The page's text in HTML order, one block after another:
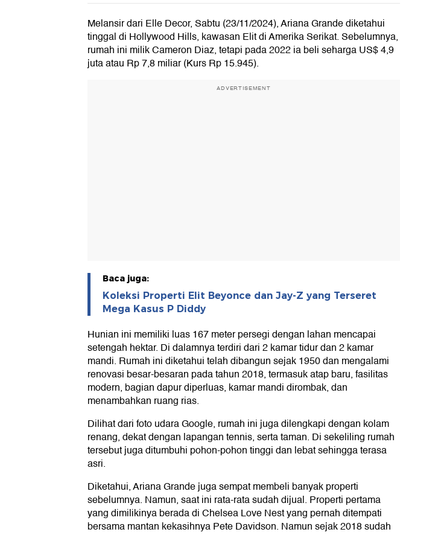
Melansir dari Elle Decor, Sabtu (23/11/2024), Ariana Grande diketahui
tinggal di Hollywood Hills, kawasan Elit di Amerika Serikat. Sebelumnya,
rumah ini milik Cameron Diaz, tetapi pada 2022 ia beli seharga US$ 4,9
juta atau Rp 7,8 miliar (Kurs Rp 15.945).
ADVERTISEMENT
Baca juga:
Koleksi Properti Elit Beyonce dan Jay-Z yang Terseret
Mega Kasus P Diddy
Hunian ini memiliki luas 167 meter persegi dengan lahan mencapai
setengah hektar. Di dalamnya terdiri dari 2 kamar tidur dan 2 kamar
mandi. Rumah ini diketahui telah dibangun sejak 1950 dan mengalami
renovasi besar-besaran pada tahun 2018, termasuk atap baru, fasilitas
modern, bagian dapur diperluas, kamar mandi dirombak, dan
menambahkan ruang rias.
Dilihat dari foto udara Google, rumah ini juga dilengkapi dengan kolam
renang, dekat dengan lapangan tennis, serta taman. Di sekeliling rumah
tersebut juga ditumbuhi pohon-pohon tinggi dan lebat sehingga terasa
asri.
Diketahui, Ariana Grande juga sempat membeli banyak properti
sebelumnya. Namun, saat ini rata-rata sudah dijual. Properti pertama
yang dimilikinya berada di Chelsea Love Nest yang pernah ditempati
bersama mantan kekasihnya Pete Davidson. Namun sejak 2018 sudah